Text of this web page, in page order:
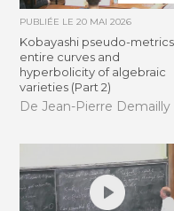
PUBLIÉE LE20 MAI 2026
Kobayashi pseudo-metrics,
entire curves and
hyperbolicity of algebraic
varieties (Part 2)
De Jean-Pierre Demailly